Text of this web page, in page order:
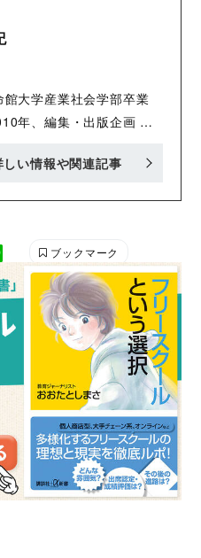
うこさんちの手づくり暮
でのんびり過ごす家族
ある。 ◎インスタグラ
大学産業社会学部卒業
年、編集・出版企画 ㈱
クは300冊以上。女性の
しい情報や関連記事
ブックマーク